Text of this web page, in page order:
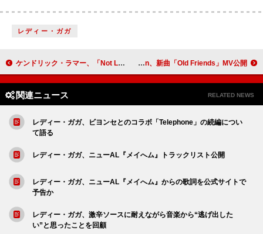
レディー・ガガ
ケンドリック・ラマー、「Not Like Us」がラップ曲として米国外で史上最大の週間再生数を記録 YonYon、新曲「Old Friends」MV公開
関連ニュース RELATED NEWS
レディー・ガガ、ビヨンセとのコラボ「Telephone」の続編につい
て語る
レディー・ガガ、ニューAL『メイへム』トラックリスト公開
レディー・ガガ、ニューAL『メイへム』からの歌詞を公式サイトで
予告か
レディー・ガガ、激辛ソースに耐えながら音楽から“逃げ出した
い”と思ったことを回顧